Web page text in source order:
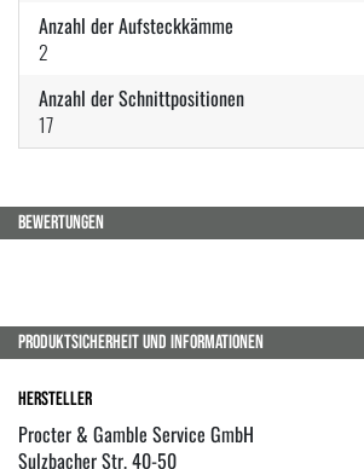
Anzahl der Aufsteckkämme
2
Anzahl der Schnittpositionen
17
BEWERTUNGEN
PRODUKTSICHERHEIT UND INFORMATIONEN
Hersteller
Procter & Gamble Service GmbH
Sulzbacher Str. 40-50